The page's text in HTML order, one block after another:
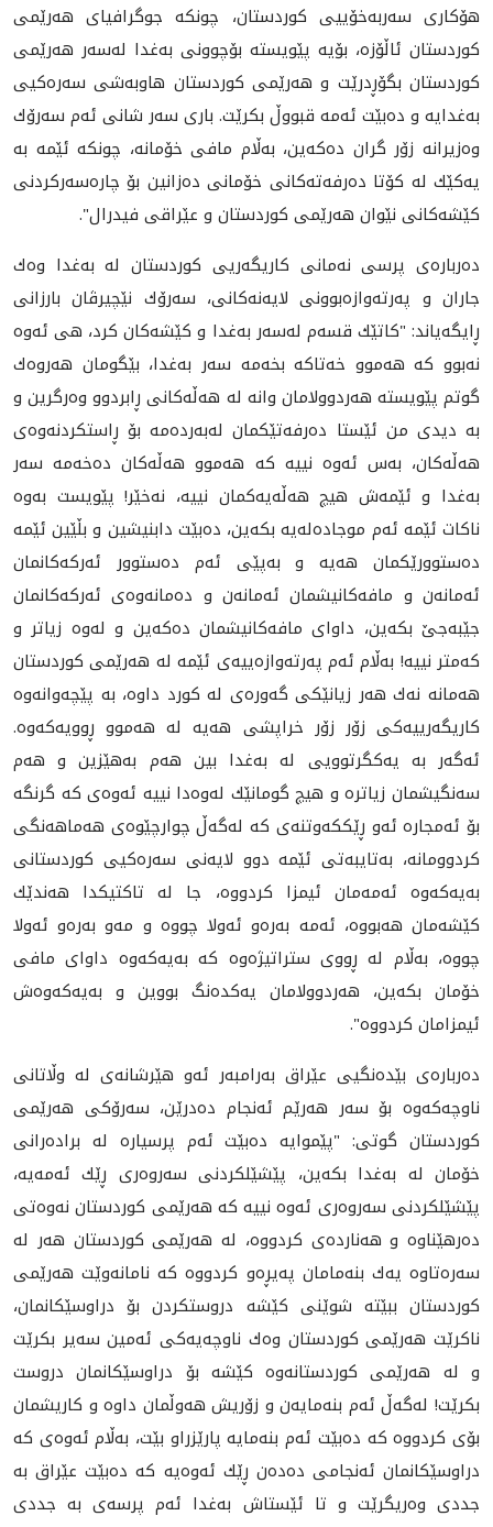
هۆكاری سه‌ربه‌خۆیيی كوردستان، چونكه‌ جوگرافیای هه‌رێمی
كوردستان ئاڵۆزه‌، بۆیه‌ پێویسته‌ بۆچوونی به‌غدا له‌سه‌ر هه‌رێمی
كوردستان بگۆڕدرێت و هه‌رێمی كوردستان هاوبه‌شی سه‌ره‌كیی
به‌غدايه‌ و ده‌بێت ئه‌مه‌ قبووڵ بكرێت. باری سه‌ر شانی ئه‌م سه‌رۆك
وه‌زیرانه‌ زۆر گران ده‌كه‌ین، به‌ڵام مافی خۆمانه،‌ چونكه‌ ئێمه‌ به‌
یه‌كێك له‌ كۆتا ده‌رفه‌ته‌كانی خۆمانی ده‌زانین بۆ چاره‌سه‌ركردنی
كێشه‌كانی نێوان هه‌رێمی كوردستان و عێراقی فیدرال".
ده‌رباره‌ی پرسى نه‌مانى كاريگه‌ريى كوردستان له‌ به‌غدا وه‌ك
جاران و په‌رته‌وازه‌بوونى لايه‌نه‌كانى، سه‌رۆك نێچیرڤان بارزانی
ڕایگه‌یاند: "كاتێك قسه‌م له‌سه‌ر به‌غدا و كێشه‌كان كرد، هی ئه‌وه‌
نه‌بوو كه‌ هه‌موو خه‌تاكه‌ بخه‌مه‌ سه‌ر به‌غدا، بێگومان هه‌روه‌ك
گوتم پێویسته‌ هه‌ردوولامان وانه‌ له‌ هه‌ڵه‌كانی ڕابردوو وه‌رگرین و
به‌ دیدی من ئێستا ده‌رفه‌تێكمان له‌به‌رده‌مه‌ بۆ ڕاستكردنه‌وه‌ی
هه‌ڵه‌كان، به‌س ئه‌وه‌ نییه‌ كه‌ هه‌موو هه‌ڵه‌كان ده‌خه‌مه‌ سه‌ر
به‌غدا و ئێمه‌ش هیچ هه‌ڵه‌یه‌كمان نییه،‌ نه‌خێر! پێویست به‌وه‌
ناكات ئێمه‌ ئه‌م موجاده‌له‌یه‌ بكه‌ین، ده‌بێت دابنیشین و بڵێین ئێمه‌
ده‌ستوورێكمان هه‌یه‌ و به‌پێی ئه‌م ده‌ستوور ئه‌ركه‌كانمان
ئه‌مانه‌ن و مافه‌كانیشمان ئه‌مانه‌ن و ده‌مانه‌وه‌ی ئه‌ركه‌كانمان
جێبه‌جێ بكه‌ین، داوای مافه‌كانیشمان ده‌كه‌ین و له‌وه‌ زیاتر و
كه‌متر نییه‌! به‌ڵام ئه‌م په‌رته‌وازه‌ییه‌ی ئێمه‌ له‌ هه‌رێمی كوردستان
هه‌مانه‌ نه‌ك هه‌ر زیانێكی گه‌وره‌ی له‌ كورد داوه‌، به‌ پێچه‌وانه‌وه‌
كاریگه‌رییه‌كی زۆر زۆر خراپشی هه‌یه‌ له‌ هه‌موو ڕوویه‌كه‌وه‌.
ئه‌گه‌ر به‌ یه‌كگرتوویی له‌ به‌غدا بین هه‌م به‌هێزین و هه‌م
سه‌نگیشمان زیاتره‌ و هیچ گومانێك له‌وه‌دا نییه‌ ئه‌وه‌ی كه‌ گرنگه‌
بۆ ئه‌مجاره‌ ئه‌و ڕێككه‌وتنه‌ی كه‌ له‌گه‌ڵ چوارچێوه‌ی هه‌ماهه‌نگی
كردوومانه‌، به‌تایبه‌تی ئێمه‌ دوو لایه‌نی سه‌ره‌كیی كوردستانی
به‌یه‌كه‌وه‌ ئه‌مه‌مان ئیمزا كردووه‌، جا له‌ تاكتیكدا هه‌ندێك
كێشه‌مان هه‌بووه‌، ئه‌مه‌ به‌ره‌و ئه‌ولا چووه‌ و مه‌و به‌ره‌و ئه‌ولا
چووه‌، به‌ڵام له‌ ڕووی ستراتیژه‌وه‌ كه‌ به‌یه‌كه‌وه‌ داوای مافی
خۆمان بكه‌ین، هه‌ردوولامان یه‌كده‌نگ بووین و به‌یه‌كه‌وه‌ش
ئیمزامان كردووه‌".
ده‌رباره‌ی بێده‌نگیی عێراق به‌رامبه‌ر ئه‌و هێرشانه‌ی له‌ وڵاتانی
ناوچه‌كه‌وه‌ بۆ سه‌ر هه‌رێم ئه‌نجام ده‌درێن، سه‌رۆكی هه‌رێمی
كوردستان گوتی: "پێموایه‌ ده‌بێت ئه‌م پرسیاره‌ له‌ براده‌رانی
خۆمان له‌ به‌غدا بكه‌ین، پێشێلكردنی سه‌روه‌ری ڕێك ئه‌مه‌یه‌،
پێشێلكردنی سه‌روه‌ری ئه‌وه‌ نییه‌ كه‌ هه‌رێمی كوردستان نه‌وه‌تی
ده‌رهێناوه‌ و هه‌نارده‌ی كردووه‌، له‌ هه‌رێمی كوردستان هه‌ر له‌
سه‌ره‌تاوه‌ یه‌ك بنه‌مامان په‌یڕه‌و كردووه‌ كه‌ نامانه‌وێت هه‌رێمی
كوردستان ببێته‌ شوێنی كێشه‌ دروستكردن بۆ دراوسێكانمان،
ناكرێت هه‌رێمی كوردستان وه‌ك ناوچه‌یه‌كی ئه‌مین سه‌یر بكرێت
و له‌ هه‌رێمی كوردستانه‌وه‌ كێشه‌ بۆ دراوسێكانمان دروست
بكرێت! له‌گه‌ڵ ئه‌م بنه‌مایه‌ن و زۆریش هه‌وڵمان داوه‌ و كاریشمان
بۆی كردووه‌ كه‌ ده‌بێت ئه‌م بنه‌مایه‌ پارێزراو بێت، به‌ڵام ئه‌وه‌ی كه‌
دراوسێكانمان ئه‌نجامی ده‌ده‌ن ڕێك ئه‌وه‌يه‌ كه‌ ده‌بێت عێراق به‌
جددی وه‌ریگرێت و تا ئێستاش به‌غدا ئه‌م پرسه‌ی به‌ جددی